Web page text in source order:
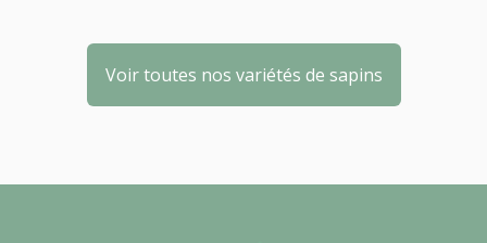
Voir toutes nos variétés de sapins